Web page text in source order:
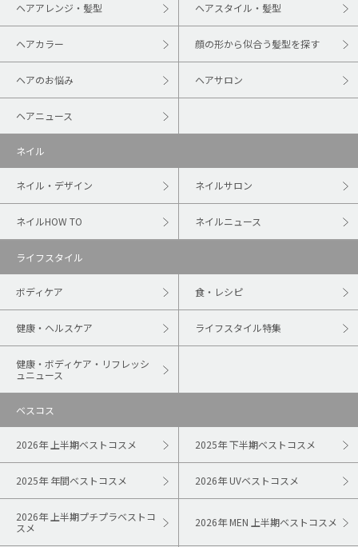
ヘアアレンジ・髪型 ヘアスタイル・髪型
ヘアカラー 顔の形から似合う髪型を探す
ヘアのお悩み ヘアサロン
ヘアニュース
ネイル
ネイル・デザイン ネイルサロン
ネイルHOW TO ネイルニュース
ライフスタイル
ボディケア 食・レシピ
健康・ヘルスケア ライフスタイル特集
健康・ボディケア・リフレッシ
ュニュース
ベスコス
2026年 上半期ベストコスメ 2025年 下半期ベストコスメ
2025年 年間ベストコスメ 2026年 UVベストコスメ
2026年 上半期プチプラベストコ
スメ
2026年 MEN 上半期ベストコスメ